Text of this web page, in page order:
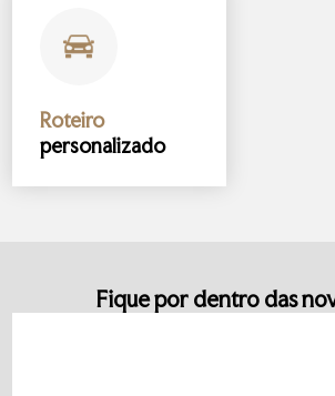
Roteiro
personalizado
Fique por dentro das